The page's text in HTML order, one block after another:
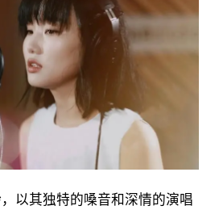
以其独特的嗓音和深情的演唱